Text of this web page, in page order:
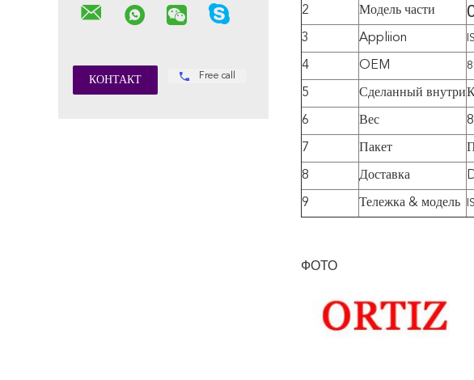
Free call
2 Модель части
3 Appliion
4 OEM
5 Сделанный внутри
6 Вес
7 Пакет
8 Доставка
9 Тележка & модель
ФОТО